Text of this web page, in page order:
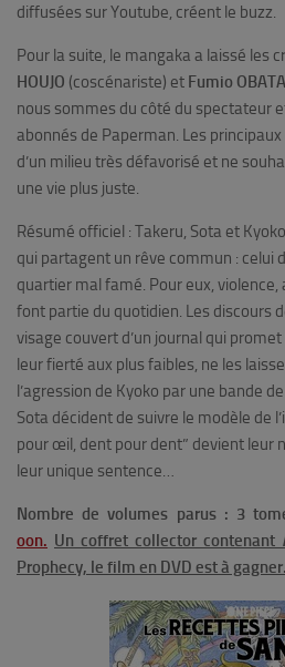
diffusées sur Youtube, créent le buzz.
Pour la suite, le mangaka a laissé les
HOUJO (coscénariste) et Fumio OBATA
nous sommes du côté du spectateur
abonnés de Paperman. Les
d’un milieu très défavorisé et ne
une vie plus juste.
Résumé officiel : Takeru, Sota et
qui partagent un rêve commun : celui
quartier mal famé. Pour eux,
font partie du quotidien. Les discours
visage couvert d’un journal qui
leur fierté aux plus faibles, ne les
l’agression de Kyoko par une bande
Sota décident de suivre le modèle de
pour œil, dent pour dent” devient leur
leur unique sentence…
Nombre de volumes parus : 3
oon. Un coffret collector contenant
Prophecy, le film en DVD est à gagner.